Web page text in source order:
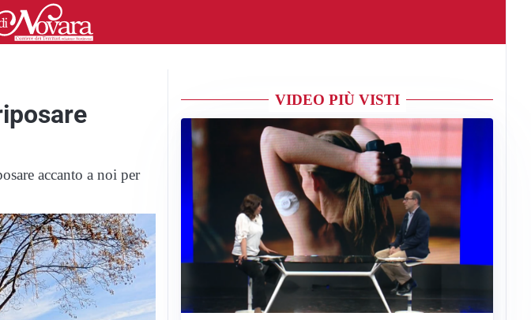
accanto a noi per
VIDEO PIÙ VISTI